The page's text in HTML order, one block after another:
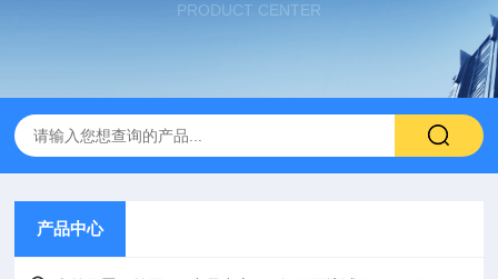
PRODUCT CENTER
产品中心